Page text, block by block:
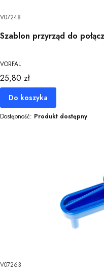
V07248
Szablon przyrząd do
VORFAL
Cena
25,80 zł
Do koszyka
Dostępność: Produkt dostępny
V07263